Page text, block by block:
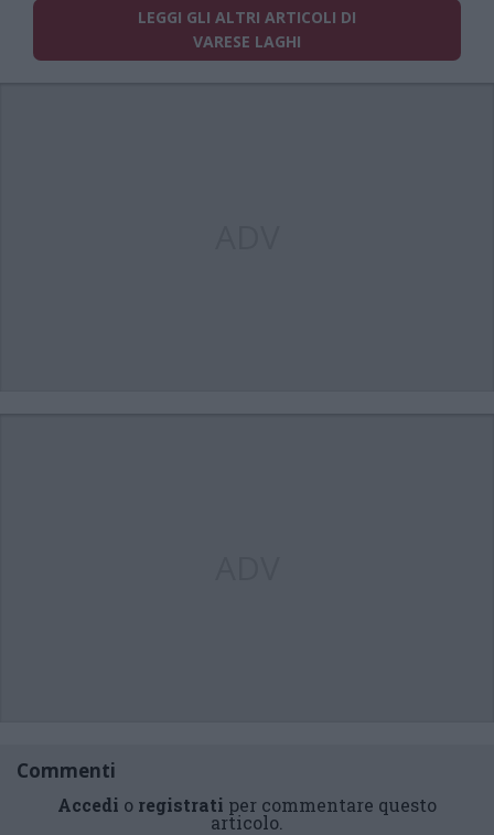
LEGGI GLI ALTRI ARTICOLI DI
VARESE LAGHI
Commenti
Accedi o registrati per commentare questo
articolo.